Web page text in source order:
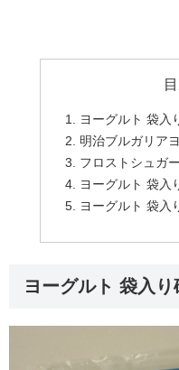
ヨーグルト 袋入
明治ブルガリア
フロストシュガ
ヨーグルト 袋入
ヨーグルト 袋
ヨーグルト 袋入